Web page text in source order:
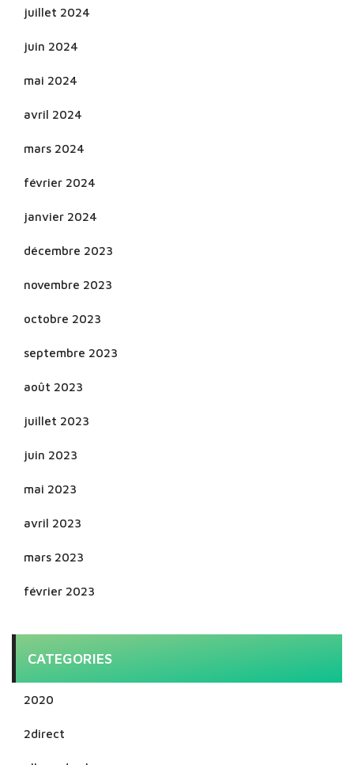
juillet 2024
juin 2024
mai 2024
avril 2024
mars 2024
février 2024
janvier 2024
décembre 2023
novembre 2023
octobre 2023
septembre 2023
août 2023
juillet 2023
juin 2023
mai 2023
avril 2023
mars 2023
février 2023
CATEGORIES
2020
2direct